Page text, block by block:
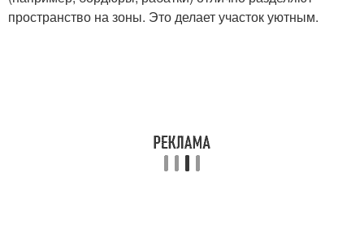
пространство на зоны. Это делает участок уютным.